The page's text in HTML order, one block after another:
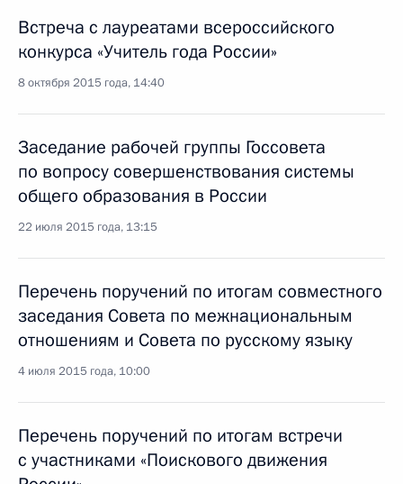
Встреча с лауреатами всероссийского
конкурса «Учитель года России»
8 октября 2015 года, 14:40
Заседание рабочей группы Госсовета
по вопросу совершенствования системы
общего образования в России
22 июля 2015 года, 13:15
Перечень поручений по итогам совместного
заседания Совета по межнациональным
отношениям и Совета по русскому языку
4 июля 2015 года, 10:00
Перечень поручений по итогам встречи
с участниками «Поискового движения